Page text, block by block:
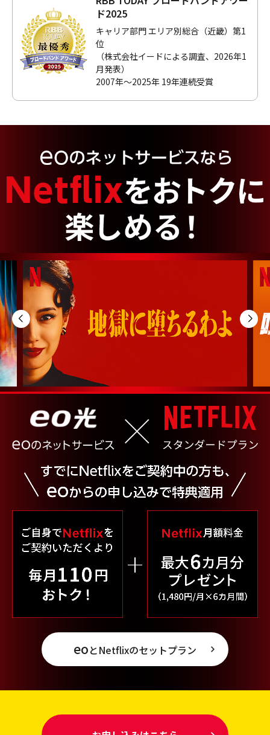
ド2025
キャリア部門 エリア別総合（近畿）第1
位
（株式会社イードによる調査、2026年1
月発表）
2007年～2025年 19年連続受賞
eoとNetflixのセットプラン